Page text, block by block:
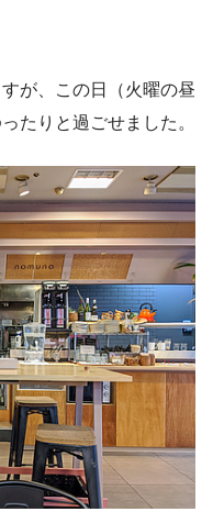
が、この日（火曜の昼
たりと過ごせました。